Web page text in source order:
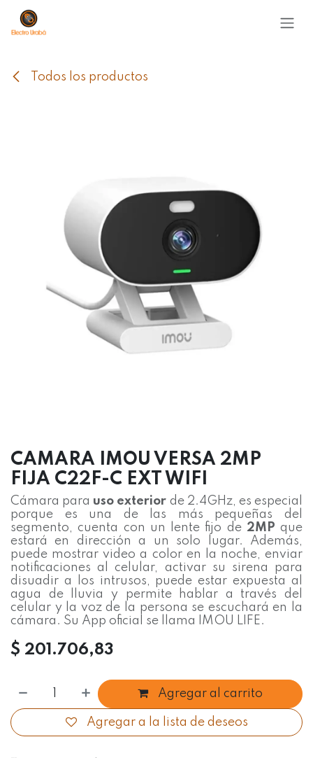
Ir al contenido
Todos los productos
CAMARA IMOU VERSA 2MP
FIJA C22F-C EXT WIFI
Cámara para uso exterior de 2.4GHz, es especial
porque es una de las más pequeñas del
segmento, cuenta con un lente fijo de 2MP que
estará en dirección a un solo lugar. Además,
puede mostrar video a color en la noche, enviar
notificaciones al celular, activar su sirena para
disuadir a los intrusos, puede estar expuesta al
agua de lluvia y permite hablar a través del
celular y la voz de la persona se escuchará en la
cámara. Su App oficial se llama IMOU LIFE.
$ 201.706,83
Agregar al carrito
Agregar a la lista de deseos